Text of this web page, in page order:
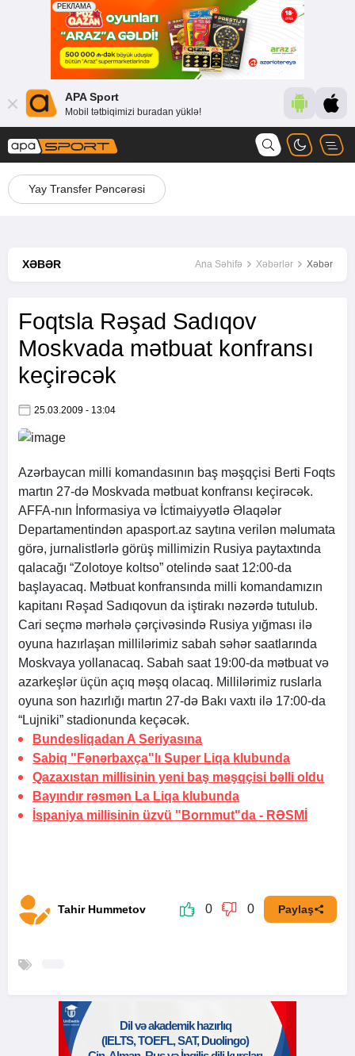
APA Sport
Mobil tətbiqimizi buradan yüklə!
Yay Transfer Pəncərəsi
XƏBƏR Ana Səhifə Xəbərlər Xəbər
Foqtsla Rəşad Sadıqov
Moskvada mətbuat konfransı
keçirəcək
25.03.2009 - 13:04
Azərbaycan milli komandasının baş məşqçisi Berti Foqts
martın 27-də Moskvada mətbuat konfransı keçirəcək.
AFFA-nın İnformasiya və İctimaiyyətlə Əlaqələr
Departamentindən apasport.az saytına verilən məlumata
görə, jurnalistlərlə görüş millimizin Rusiya paytaxtında
qalacağı “Zolotoye koltso” otelində saat 12:00-da
başlayacaq. Mətbuat konfransında milli komandamızın
kapitanı Rəşad Sadıqovun da iştirakı nəzərdə tutulub.
Cari seçmə mərhələ çərçivəsində Rusiya yığması ilə
oyuna hazırlaşan millilərimiz sabah səhər saatlarında
Moskvaya yollanacaq. Sabah saat 19:00-da mətbuat və
azarkeşlər üçün açıq məşq olacaq. Millilərimiz ruslarla
oyuna son hazırlığı martın 27-də Bakı vaxtı ilə 17:00-da
“Lujniki” stadionunda keçəcək.
Bundesliqadan A Seriyasına
Sabiq "Fənərbaxça"lı Super Liqa klubunda
Qazaxıstan millisinin yeni baş məşqçisi bəlli oldu
Bayındır rəsmən La Liqa klubunda
İspaniya millisinin üzvü "Bornmut"da - RƏSMİ
Tahir Hummetov 0 0 Paylaş